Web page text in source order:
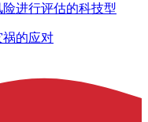
进行评估的科技型
祸的应对